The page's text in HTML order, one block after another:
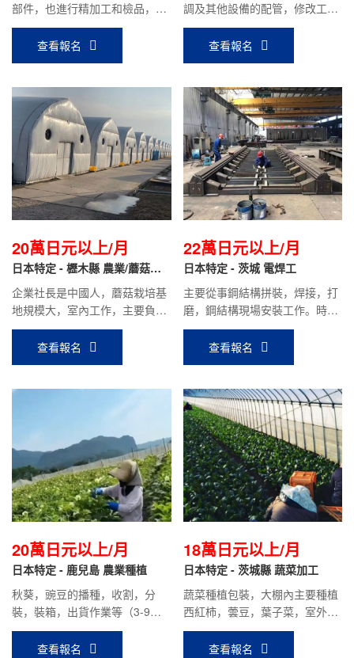
部件，也進行精加工和檢品，小
件比較多。
查看報名
調及其他設備的配管，修改工
作。
查看報名
20萬日元以上/月
日本特定 - 櫪木縣 農業/蘑菇種
植
企業社長是中國人，蘑菇栽培基
地規模大，室內工作，主要負責
蘑菇的栽培，采摘，包裝等工
作，待遇好。
查看報名
22萬日元以上/月
日本特定 - 茨城 電焊工
主要從事鋼結構拼裝，焊接，打
磨，鋼結構現場安裝工作。時給
1250日元，平均到手工資22萬
日元以上。
查看報名
20萬日元以上/月
日本特定 - 鹿兒島 農業種植
秋葵，豌豆的播種，收割，分
裝，裝箱，出貨作業等（3-9月
秋葵為主，10-2月豌豆為主）
查看報名
18萬日元以上/月
日本特定 - 茨城縣 蔬菜加工
蔬菜種植包裝，大棚內主要種植
西紅柿，蕓豆，葉子菜，室外主
要種植大頭菜，胡蘿卜，秋葵等
蔬菜。查看報名